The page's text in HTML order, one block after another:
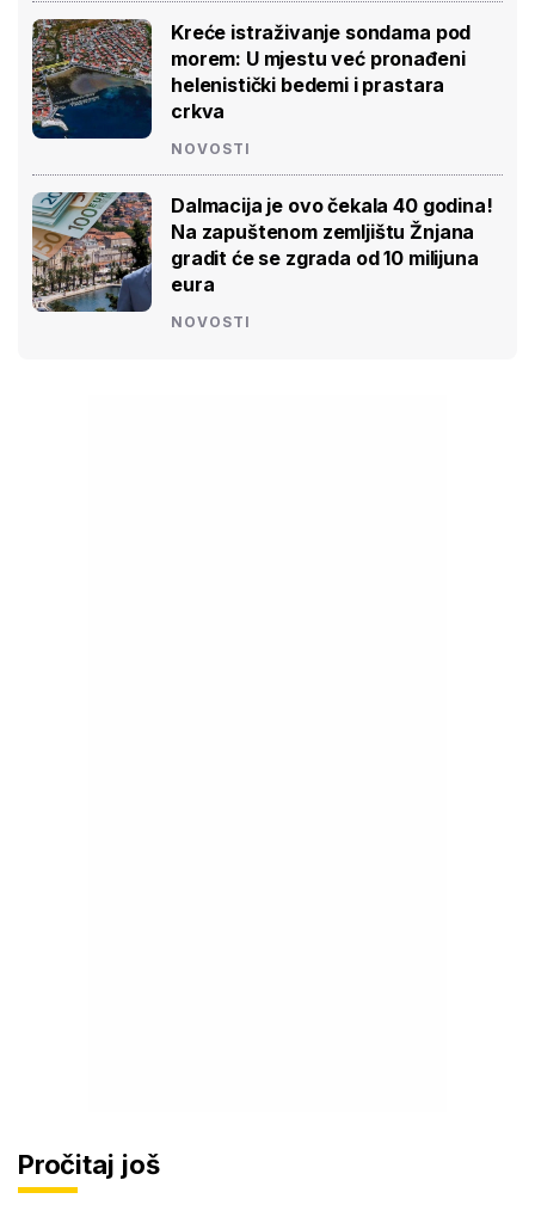
Kreće istraživanje sondama pod
morem: U mjestu već pronađeni
helenistički bedemi i prastara
crkva
NOVOSTI
Dalmacija je ovo čekala 40 godina!
Na zapuštenom zemljištu Žnjana
gradit će se zgrada od 10 milijuna
eura
NOVOSTI
Pročitaj još